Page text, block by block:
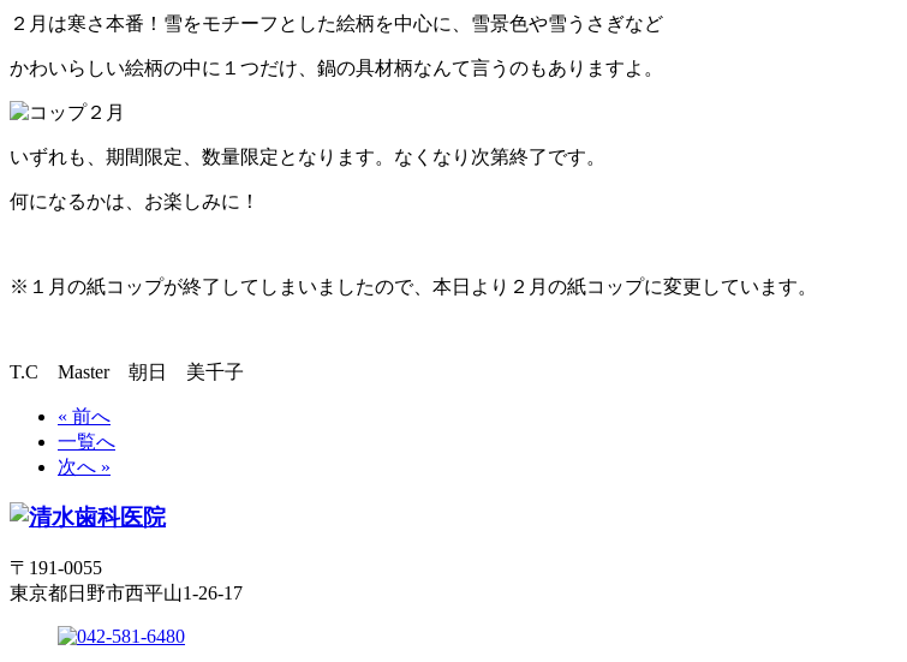
２月は寒さ本番！雪をモチーフとした絵柄を中心に、雪景色や雪うさぎなど
かわいらしい絵柄の中に１つだけ、鍋の具材柄なんて言うのもありますよ。
いずれも、期間限定、数量限定となります。なくなり次第終了です。
何になるかは、お楽しみに！
※１月の紙コップが終了してしまいましたので、本日より２月の紙コップに変更しています。
T.C Master 朝日 美千子
« 前へ
一覧へ
次へ »
〒191-0055
東京都日野市西平山1-26-17